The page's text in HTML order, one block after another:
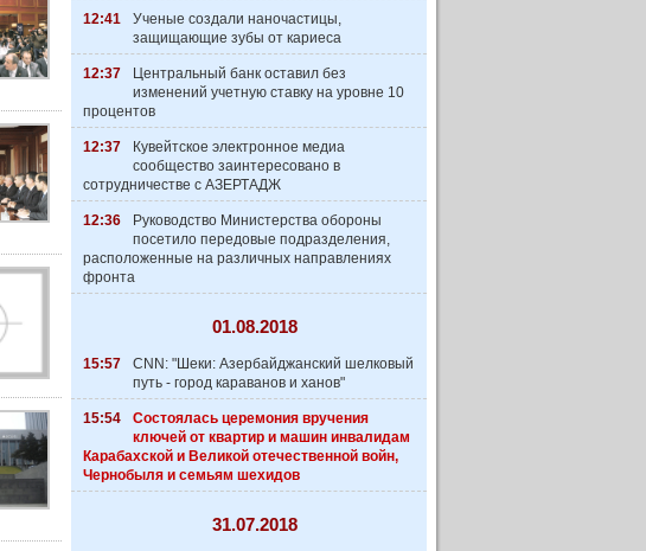
12:41
Ученые создали наночастицы,
защищающие зубы от кариеса
12:37
Центральный банк оставил без
изменений учетную ставку на уровне 10
процентов
12:37
Кувейтское электронное медиа
сообщество заинтеpесовано в
сотрудничестве с АЗЕРТАДЖ
12:36
Руководство Министерства обороны
посетило передовые подразделения,
расположенные на различных направлениях
фронта
01.08.2018
15:57
CNN: "Шеки: Азербайджанский шелковый
путь - город караванов и ханов"
15:54
Состоялась церемония вручения
ключей от квартир и машин инвалидам
Карабахской и Великой отечественной войн,
Чернобыля и семьям шехидов
31.07.2018